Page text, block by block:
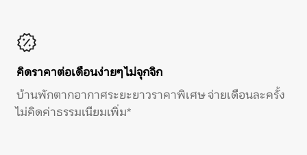
คิดราคาต่อเดือนง่ายๆ ไม่จุกจิก
บ้านพักตากอากาศระยะยาวราคาพิเศษ จ่ายเดือนละครั้ง
ไม่คิดค่าธรรมเนียมเพิ่ม*